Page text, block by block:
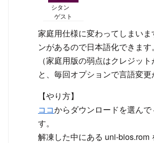
シタン
ゲスト
家庭用仕様に変わってしまいま
ンがあるので日本語化できます。
（家庭用版の弱点はクレジッ
と、毎回オプションで言語変更
【やり方】
ココからダウンロードを選んで
す。
解凍した中にある uni-bios.rom